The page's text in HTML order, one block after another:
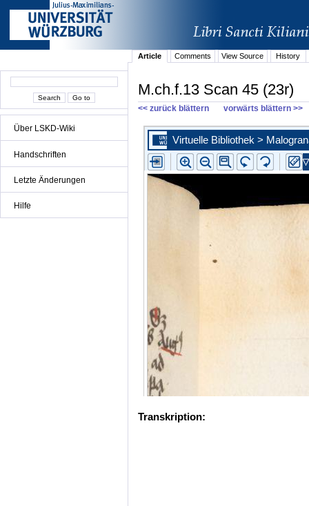
Über LSKD-Wiki
Handschriften
Letzte Änderungen
Hilfe
Article Comments View Source History
M.ch.f.13 Scan 45 (23r)
<< zurück blättern vorwärts blättern >>
Transkription: